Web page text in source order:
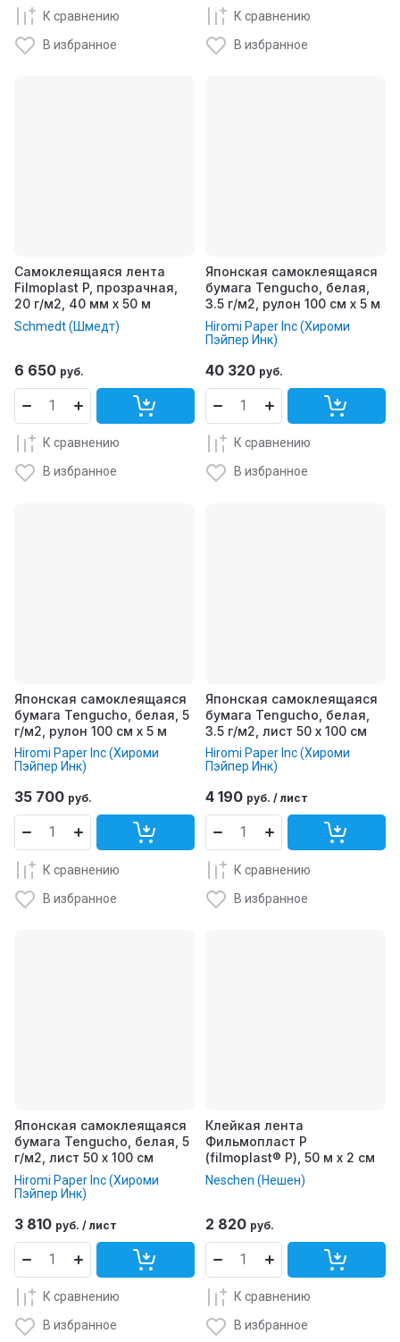
К сравнению
В избранное
К сравнению
В избранное
Самоклеящаяся лента
Filmoplast P, прозрачная,
20 г/м2, 40 мм x 50 м
Schmedt (Шмедт)
6 650 руб.
К сравнению
В избранное
Японская самоклеящаяся
бумага Tengucho, белая,
3.5 г/м2, рулон 100 см x 5 м
Hiromi Paper Inc (Хироми
Пэйпер Инк)
40 320 руб.
К сравнению
В избранное
Японская самоклеящаяся
бумага Tengucho, белая, 5
г/м2, рулон 100 см x 5 м
Hiromi Paper Inc (Хироми
Пэйпер Инк)
35 700 руб.
К сравнению
В избранное
Японская самоклеящаяся
бумага Tengucho, белая,
3.5 г/м2, лист 50 x 100 см
Hiromi Paper Inc (Хироми
Пэйпер Инк)
4 190 руб. /лист
К сравнению
В избранное
Японская самоклеящаяся
бумага Tengucho, белая, 5
г/м2, лист 50 x 100 см
Hiromi Paper Inc (Хироми
Пэйпер Инк)
3 810 руб. / лист
К сравнению
В избранное
Клейкая лента
Фильмопласт Р
(filmoplast® P), 50 м x 2 см
Neschen (Нешен)
2 820 руб.
К сравнению
В избранное